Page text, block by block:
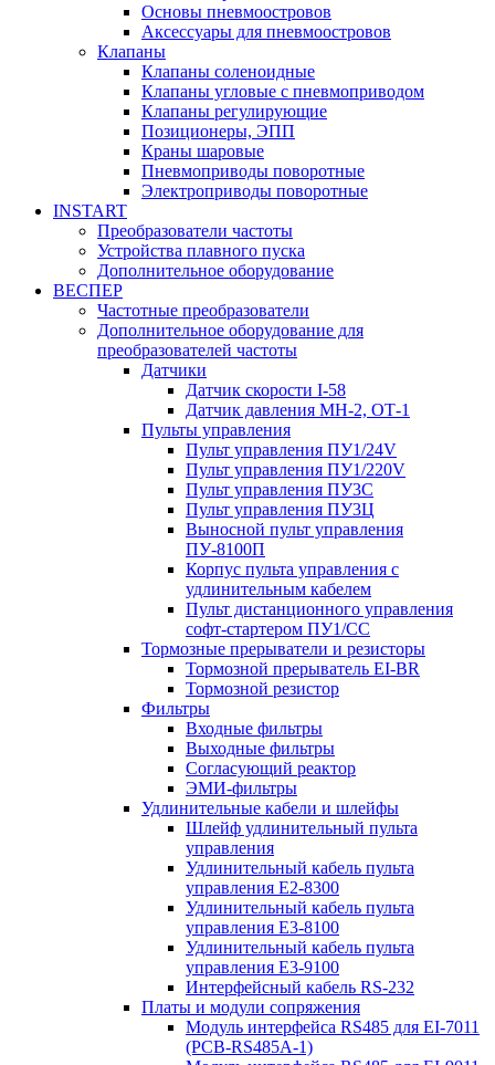
Основы пневмоостровов
Аксессуары для пневмоостровов
Клапаны
Клапаны соленоидные
Клапаны угловые с пневмоприводом
Клапаны регулирующие
Позиционеры, ЭПП
Краны шаровые
Пневмоприводы поворотные
Электроприводы поворотные
INSTART
Преобразователи частоты
Устройства плавного пуска
Дополнительное оборудование
ВЕСПЕР
Частотные преобразователи
Дополнительное оборудование для
преобразователей частоты
Датчики
Датчик скорости I-58
Датчик давления МН-2, ОТ-1
Пульты управления
Пульт управления ПУ1/24V
Пульт управления ПУ1/220V
Пульт управления ПУ3С
Пульт управления ПУ3Ц
Выносной пульт управления
ПУ-8100П
Корпус пульта управления с
удлинительным кабелем
Пульт дистанционного управления
софт-стартером ПУ1/СС
Тормозные прерыватели и резисторы
Тормозной прерыватель EI-BR
Тормозной резистор
Фильтры
Входные фильтры
Выходные фильтры
Согласующий реактор
ЭМИ-фильтры
Удлинительные кабели и шлейфы
Шлейф удлинительный пульта
управления
Удлинительный кабель пульта
управления Е2-8300
Удлинительный кабель пульта
управления Е3-8100
Удлинительный кабель пульта
управления Е3-9100
Интерфейсный кабель RS-232
Платы и модули сопряжения
Модуль интерфейса RS485 для EI-7011
(PCB-RS485A-1)